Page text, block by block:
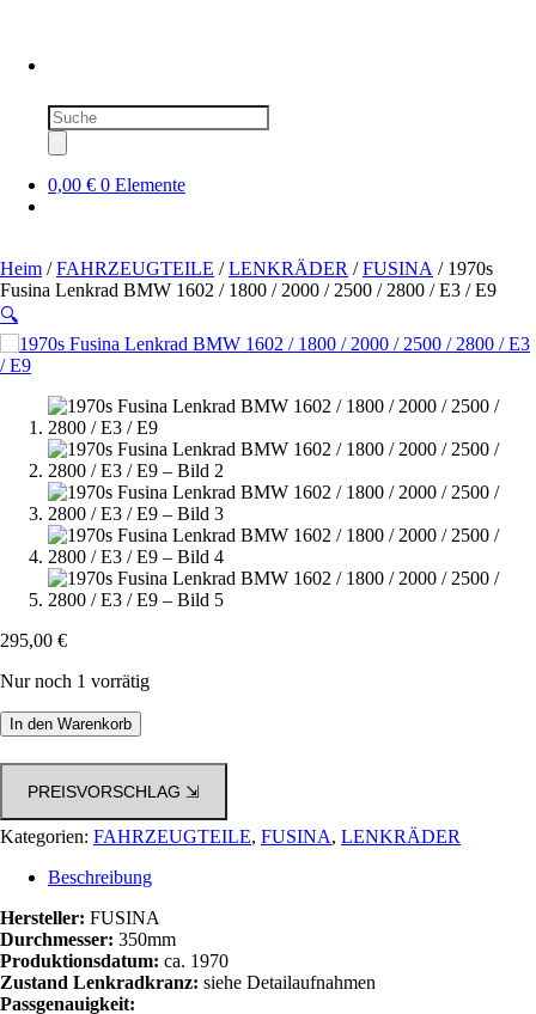
Produktsuche
0,00 € 0 Elemente
Heim /FAHRZEUGTEILE /LENKRÄDER /FUSINA / 1970s
Fusina Lenkrad BMW 1602 / 1800 / 2000 / 2500 / 2800 / E3 / E9
🔍
295,00 €
Nur noch 1 vorrätig
1970s
Fusina
Lenkrad
BMW
/
1800
/
2500
/
2800
/
In den Warenkorb
PREISVORSCHLAG ⇲
Kategorien: FAHRZEUGTEILE, FUSINA, LENKRÄDER
Beschreibung
Hersteller: FUSINA
Durchmesser: 350mm
Produktionsdatum: ca. 1970
Zustand Lenkradkranz: siehe Detailaufnahmen
Passgenauigkeit: